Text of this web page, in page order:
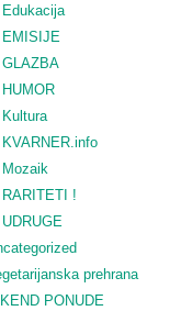
Edukacija
EMISIJE
GLAZBA
HUMOR
Kultura
KVARNER.info
Mozaik
RARITETI !
UDRUGE
prehrana
PONUDE